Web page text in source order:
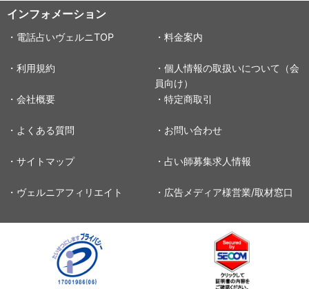
インフォメーション
・電話占いヴェルニTOP ・料金案内
・利用規約
・個人情報の取扱いについて（会
員向け）
・会社概要
・特定商取引
・よくある質問 ・お問い合わせ
・サイトマップ ・占い師募集求人情報
・ヴェルニアフィリエイト ・広告メディア様営業/取材窓口